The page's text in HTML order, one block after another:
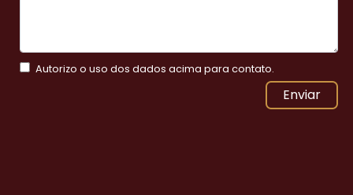
Autorizo o uso dos dados acima para contato.
Enviar